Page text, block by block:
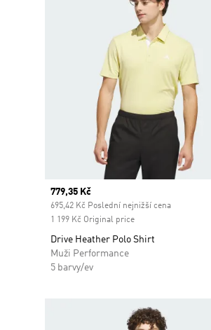
Current price
779,35 Kč
695,42 Kč Poslední nejnižší cena
1 199 Kč Original price
Drive Heather Polo Shirt
Muži Performance
5 barvy/ev